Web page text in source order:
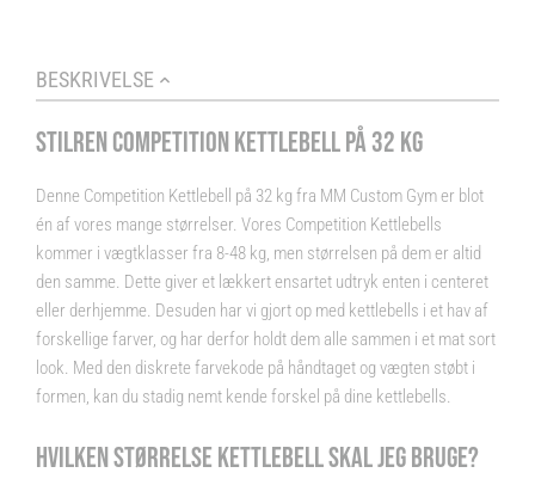
BESKRIVELSE
STILREN COMPETITION KETTLEBELL PÅ 32 KG
Denne Competition Kettlebell på 32 kg fra MM Custom Gym er blot
én af vores mange størrelser. Vores Competition Kettlebells
kommer i vægtklasser fra 8-48 kg, men størrelsen på dem er altid
den samme. Dette giver et lækkert ensartet udtryk enten i centeret
eller derhjemme. Desuden har vi gjort op med kettlebells i et hav af
forskellige farver, og har derfor holdt dem alle sammen i et mat sort
look. Med den diskrete farvekode på håndtaget og vægten støbt i
formen, kan du stadig nemt kende forskel på dine kettlebells.
HVILKEN STØRRELSE KETTLEBELL SKAL JEG BRUGE?